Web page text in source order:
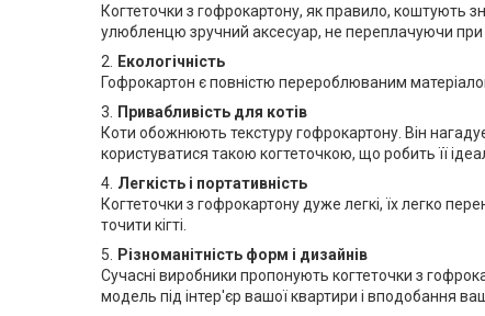
Когтеточки з гофрокартону, як правило, коштують
улюбленцю зручний аксесуар, не переплачуючи при
Екологічність
Гофрокартон є повністю перероблюваним
Привабливість для котів
Коти обожнюють текстуру гофрокартону. Він
користуватися такою когтеточкою, що робить її
Легкість і портативність
Когтеточки з гофрокартону дуже легкі, їх легко
точити кігті.
Різноманітність форм і дизайнів
Сучасні виробники пропонують когтеточки з
модель під інтер'єр вашої квартири і вподобання